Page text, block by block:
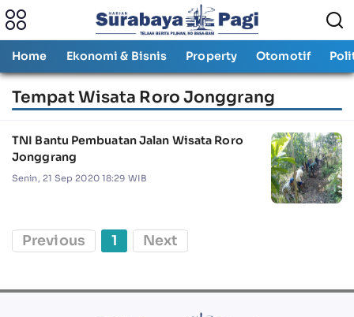
Home Ekonomi & Bisnis Property Otomotif
Tempat Wisata Roro Jonggrang
TNI Bantu Pembuatan Jalan Wisata Roro
Jonggrang
Senin, 21 Sep 2020 18:29 WIB
Previous 1 Next